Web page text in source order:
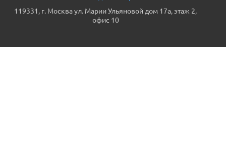
119331, г. Москва ул. Марии Ульяновой дом 17а, этаж 2,
офис 10